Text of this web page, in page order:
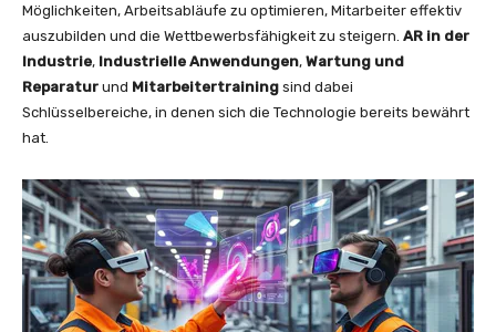
Möglichkeiten, Arbeitsabläufe zu optimieren, Mitarbeiter effektiv
auszubilden und die Wettbewerbsfähigkeit zu steigern. AR in der
Industrie, Industrielle Anwendungen, Wartung und
Reparatur und Mitarbeitertraining sind dabei
Schlüsselbereiche, in denen sich die Technologie bereits bewährt
hat.